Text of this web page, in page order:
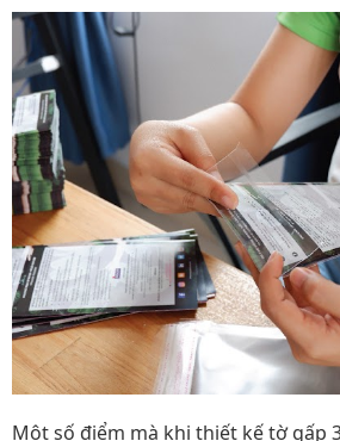
Một số điểm mà khi thiết kế tờ gấp